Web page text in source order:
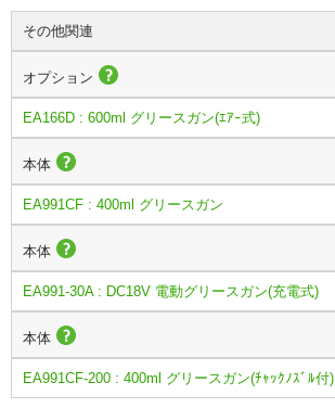
その他関連
オプション
EA166D : 600ml グリースガン(ｴｱｰ式)
本体
EA991CF : 400ml グリースガン
本体
EA991-30A : DC18V 電動グリースガン(充電式)
本体
EA991CF-200 : 400ml グリースガン(ﾁｬｯｸﾉｽﾞﾙ付)